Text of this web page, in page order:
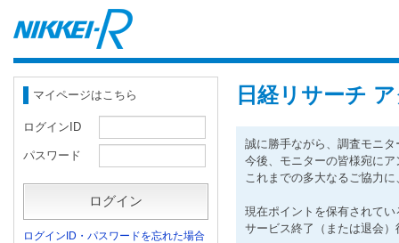
日経リサーチ
誠に勝手ながら、調査モニ
今後、モニターの皆様宛に
これまでの多大なるご協力
現在ポイントを保有されて
サービス終了（または退会
マイページはこちら
ログインID
パスワード
ログイン
ログインID・パスワードを忘れた場合